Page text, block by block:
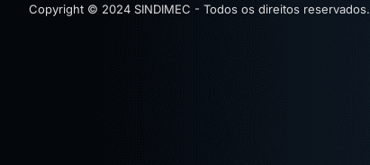
Copyright © 2024 SINDIMEC - Todos os direitos reservados.